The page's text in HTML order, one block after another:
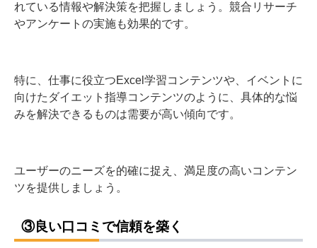
れている情報や解決策を把握しましょう。競合リサーチ
やアンケートの実施も効果的です。
特に、仕事に役立つExcel学習コンテンツや、イベントに
向けたダイエット指導コンテンツのように、具体的な悩
みを解決できるものは需要が高い傾向です。
ユーザーのニーズを的確に捉え、満足度の高いコンテン
ツを提供しましょう。
③良い口コミで信頼を築く